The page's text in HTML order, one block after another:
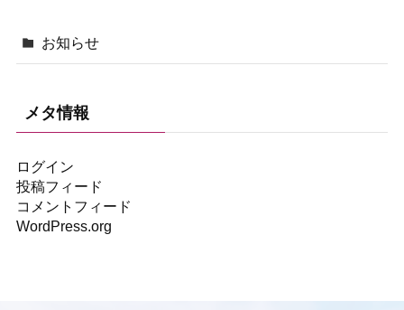
お知らせ
メタ情報
ログイン
投稿フィード
コメントフィード
WordPress.org